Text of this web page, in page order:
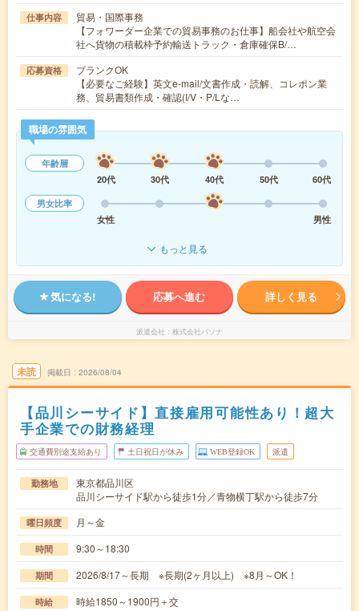
仕事内容
貿易・国際事務
【フォワーダー企業での貿易事務のお仕事】船会社や航空会
社へ貨物の積載枠予約輸送トラック・倉庫確保B/…
応募資格
ブランクOK
【必要なご経験】英文e-mail/文書作成・読解、コレポン業
務、貿易書類作成・確認(I/V・P/Lな…
職場の雰囲気
年齢層
20代
30代 40代 50代
60代
男女比率
女性
男性
もっと見る
気になる! 応募へ進む 詳しく見る
派遣会社 株式会社パソナ
未読 掲載日 2026/08/04
【品川シーサイド】直接雇用可能性あり！超大
手企業での財務経理
交通費別途支給あり 土日祝日が休み WEB登録OK 派遣
勤務地
東京都品川区
品川シーサイド駅から徒歩1分／青物横丁駅から徒歩7分
曜日頻度 月～金
時間 9:30～18:30
期間 2026/8/17～長期 ※長期(2ヶ月以上) ※8月～OK！
時給 時給1850～1900円＋交